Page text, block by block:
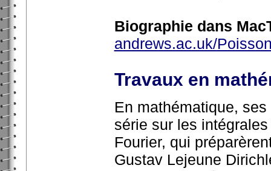
Biographie dans
andrews.ac.uk/
Travaux en
En mathématique,
série sur les
Fourier, qui
Gustav Lejeune